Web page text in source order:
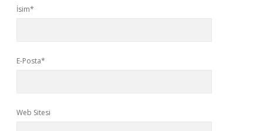
İsim*
E-Posta*
Web Sitesi